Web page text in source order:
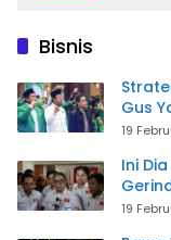
Bisnis
Gus
19
Ini
19